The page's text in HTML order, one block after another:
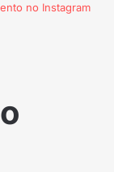
no Instagram